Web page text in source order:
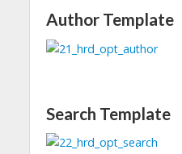
Author Template
Search Template